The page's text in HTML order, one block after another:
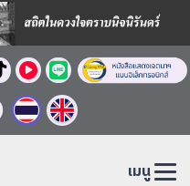
เมนู